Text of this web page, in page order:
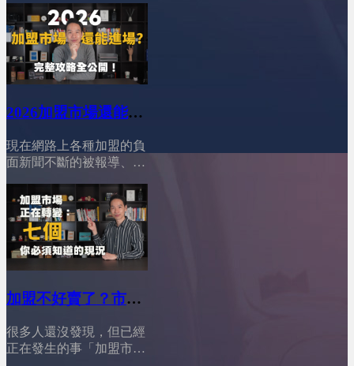
2026加盟市場還能進
│YES加盟│加盟幫幫
現在網路上各種加盟的負
面新聞不斷的被報導、競
猶豫：「現在這個時機
點，加盟市場到底還能不
能進場？會不會我把省吃
儉用存的第一桶金，投進
去後就血本無歸？」別擔
來徹底分析，並告訴你一
個真相：加盟依然有機
會，但你必須選對路！
========================01:12
打破迷思！加盟的不可取
加盟不好賣了？市場
│YES加盟│加盟幫幫
很多人還沒發現，但已經
正在發生的事「加盟市場